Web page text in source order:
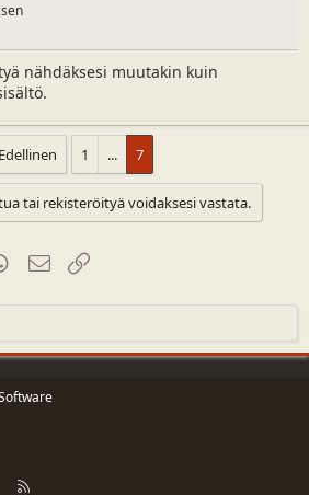
nähdäksesi muutakin kuin
Edellinen 1 ... 7
tai rekisteröityä voidaksesi vastata.
WhatsAppSähköposti
R